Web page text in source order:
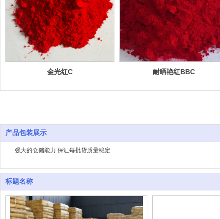
金光红C 耐晒艳红BBC
产品包装展示
强大的仓储能力 保证每批货质量稳定
标题名称